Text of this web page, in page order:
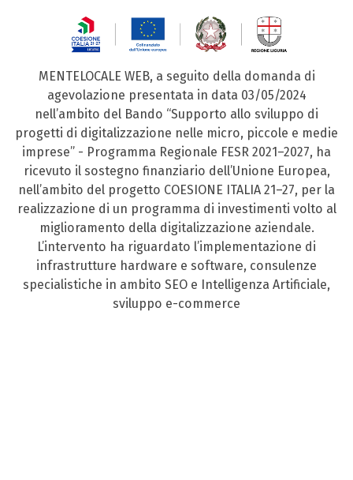
MENTELOCALE WEB, a seguito della domanda di
agevolazione presentata in data 03/05/2024
nell’ambito del Bando “Supporto allo sviluppo di
progetti di digitalizzazione nelle micro, piccole e medie
imprese” - Programma Regionale FESR 2021–2027, ha
ricevuto il sostegno finanziario dell’Unione Europea,
nell’ambito del progetto COESIONE ITALIA 21–27, per la
realizzazione di un programma di investimenti volto al
miglioramento della digitalizzazione aziendale.
L’intervento ha riguardato l’implementazione di
infrastrutture hardware e software, consulenze
specialistiche in ambito SEO e Intelligenza Artificiale,
sviluppo e-commerce